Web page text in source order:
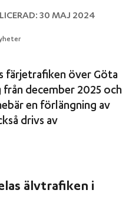
30 MAJ 2024
över Göta
december 2025 och
en förlängning av
drivs av
älvtrafiken i